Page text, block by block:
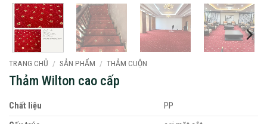
TRANG CHỦ / SẢN PHẨM / THẢM CUỘN
Thảm Wilton cao cấp
Chất liệu
PP